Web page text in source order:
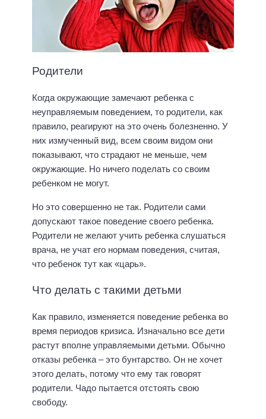
Родители
Когда окружающие замечают ребенка с
неуправляемым поведением, то родители, как
правило, реагируют на это очень болезненно. У
них измученный вид, всем своим видом они
показывают, что страдают не меньше, чем
окружающие. Но ничего поделать со своим
ребенком не могут.
Но это совершенно не так. Родители сами
допускают такое поведение своего ребенка.
Родители не желают учить ребенка слушаться
врача, не учат его нормам поведения, считая,
что ребенок тут как «царь».
Что делать с такими детьми
Как правило, изменяется поведение ребенка во
время периодов кризиса. Изначально все дети
растут вполне управляемыми детьми. Обычно
отказы ребенка – это бунтарство. Он не хочет
этого делать, потому что ему так говорят
родители. Чадо пытается отстоять свою
свободу.